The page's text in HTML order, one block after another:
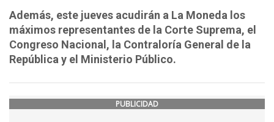
Además, este jueves acudirán a La Moneda los
máximos representantes de la Corte Suprema, el
Congreso Nacional, la Contraloría General de la
República y el Ministerio Público.
PUBLICIDAD